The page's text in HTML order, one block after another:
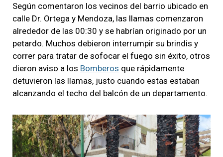
Según comentaron los vecinos del barrio ubicado en
calle Dr. Ortega y Mendoza, las llamas comenzaron
alrededor de las 00:30 y se habrían originado por un
petardo. Muchos debieron interrumpir su brindis y
correr para tratar de sofocar el fuego sin éxito, otros
dieron aviso a los Bomberos que rápidamente
detuvieron las llamas, justo cuando estas estaban
alcanzando el techo del balcón de un departamento.